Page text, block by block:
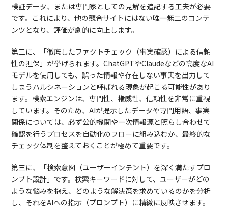
検証データ、または専門家としての見解を追記する工夫が必要
です。これにより、他の競合サイトにはない唯一無二のコンテ
ンツとなり、評価が劇的に向上します。
第二に、「徹底したファクトチェック（事実確認）による信頼
性の担保」が挙げられます。ChatGPTやClaudeなどの高度なAI
モデルを使用しても、誤った情報や存在しない事実を出力して
しまうハルシネーションと呼ばれる現象が起こる可能性があり
ます。検索エンジンは、専門性、権威性、信頼性を非常に重視
しています。そのため、AIが提示したデータや専門用語、事実
関係については、必ず公的機関や一次情報源と照らし合わせて
確認を行うプロセスを自動化のフローに組み込むか、最終的な
チェック体制を整えておくことが極めて重要です。
第三に、「検索意図（ユーザーインテント）を深く満たすプロ
ンプト設計」です。検索キーワードに対して、ユーザーがどの
ような悩みを抱え、どのような解決策を求めているのかを分析
し、それをAIへの指示（プロンプト）に精緻に反映させます。